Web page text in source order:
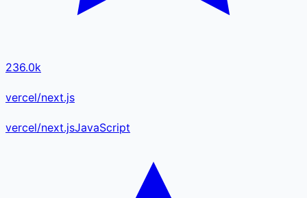
236.0k
vercel/next.js
vercel/next.jsJavaScript